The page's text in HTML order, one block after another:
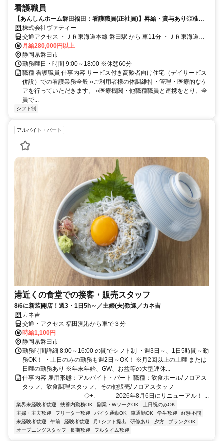
看護職員
【あんしんホーム磐田福田：看護職員(正社員)】昇給・賞与あり◎准看
護師も歓迎！退職金制度あり
株式会社ヴァティー
交通アクセス ・ＪＲ東海道本線 磐田駅 から 車11分 ・ＪＲ東海道本
線 磐田駅 から 遠鉄バス「豊浜郵便局」行乗車20分 「福田交番前」降
車後徒歩1分
月給280,000円以上
静岡県磐田市
勤務曜日・時間 9:00～18:00 ※休憩60分
職種 看護職員 仕事内容 サービス付き高齢者向け住宅（デイサービス
併設）での看護業務全般 ○ご利用者様の体調維持・管理・医療的なケ
アを行っていただきます。 ○医療機関・他職種職員と連携をとり、全
員で...
シフト制
アルバイト・パート
港近くの食堂での接客・販売スタッフ
8/6に新装開店！週3・1日5h～／主婦(夫)歓迎／カネ吉
カネ吉
交通・アクセス 福田漁港から車で３分
時給1,100円
静岡県磐田市
勤務時間詳細 8:00～16:00 の間でシフト制 ・週3日～、1日5時間～勤
務OK！ ・土日のみの勤務も週2日～OK！ ※月2回以上の土曜 または
日曜の勤務あり ※年末年始、GW、お盆等の大型連休...
仕事内容 雇用形態：アルバイト・パート 職種：飲食ホール/フロアス
タッフ、飲食調理スタッフ、その他販売/フロアスタッフ
―――――――――― ◇+. ――― 2026年8月6日にリニューアル！ ...
業界未経験者歓迎 扶養内勤務OK 副業・WワークOK
土日祝のみOK
主婦・主夫歓迎
フリーター歓迎 バイク通勤OK 車通勤OK 学生歓迎
経験不問
未経験者歓迎
午前 経験者歓迎 月1シフト提出 研修あり 夕方
ブランクOK
オープニングスタッフ
長期歓迎 フルタイム歓迎